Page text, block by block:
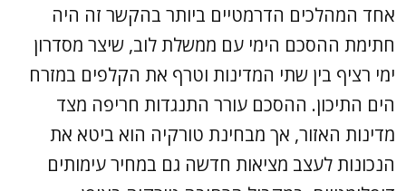
אחד המהלכים הדרמטיים ביותר בהקשר זה היה
חתימת ההסכם הימי עם ממשלת לוב, שיצר מסדרון
ימי רציף בין שתי המדינות וטרף את הקלפים במזרח
הים התיכון. ההסכם עורר התנגדות חריפה מצד
מדינות האזור, אך מבחינת טורקיה הוא ביטא את
הנכונות לעצב מציאות חדשה גם במחיר עימותים